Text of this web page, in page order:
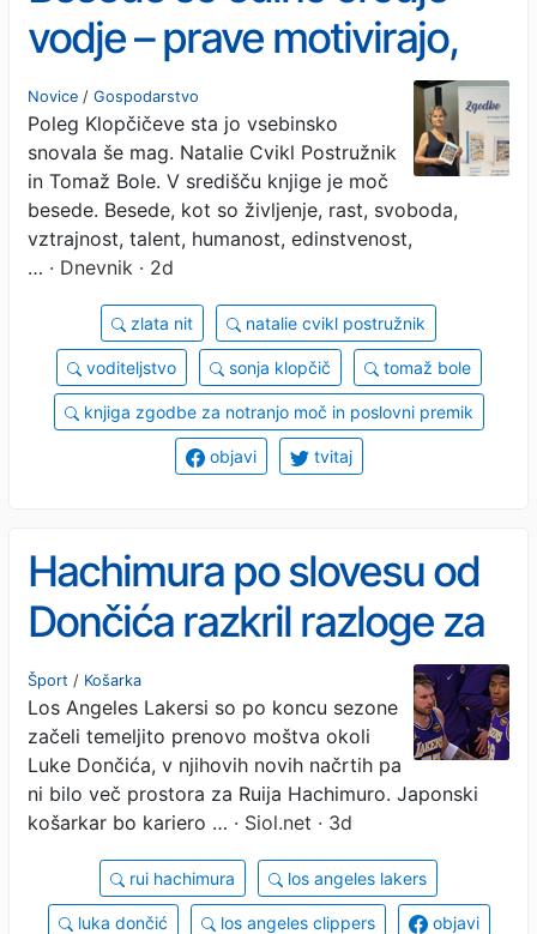
vodje – prave motivirajo,
napačne prizadenejo in
blokirajo ustvarjalnost
Novice / Gospodarstvo
Poleg Klopčičeve sta jo vsebinsko
snovala še mag. Natalie Cvikl Postružnik
in Tomaž Bole. V središču knjige je moč
besede. Besede, kot so življenje, rast, svoboda,
vztrajnost, talent, humanost, edinstvenost,
… · Dnevnik · 2d
zlata nit natalie cvikl postružnik
voditeljstvo sonja klopčič tomaž bole
knjiga zgodbe za notranjo moč in poslovni premik
objavi tvitaj
Hachimura po slovesu od
Dončića razkril razloge za
odhod
Šport / Košarka
Los Angeles Lakersi so po koncu sezone
začeli temeljito prenovo moštva okoli
Luke Dončića, v njihovih novih načrtih pa
ni bilo več prostora za Ruija Hachimuro. Japonski
košarkar bo kariero … · Siol.net · 3d
rui hachimura los angeles lakers
luka dončić los angeles clippers objavi